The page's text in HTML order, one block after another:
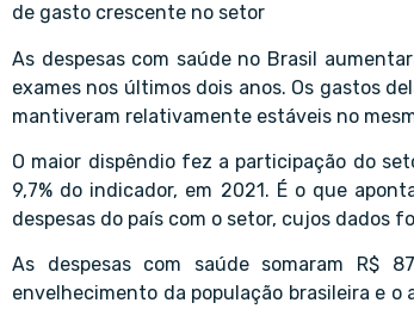
de gasto crescente no setor
As despesas com saúde no Brasil
exames nos últimos dois anos. Os gastos
mantiveram relativamente estáveis no
O maior dispêndio fez a participação do
9,7% do indicador, em 2021. É o que
despesas do país com o setor, cujos dados
As despesas com saúde somaram R$
envelhecimento da população brasileira e